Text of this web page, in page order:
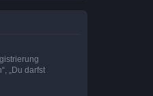
„Du darfst